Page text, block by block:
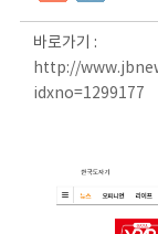
바로가기 :
http://
idxno=1299177